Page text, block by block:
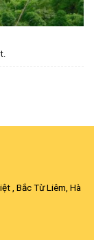
.
, Bắc Từ Liêm, Hà